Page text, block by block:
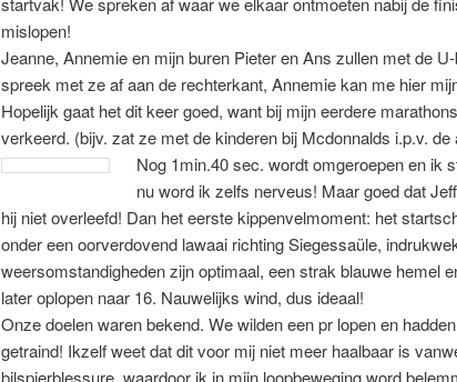
mislopen!
Jeanne, Annemie en mijn buren Pieter en Ans zullen met de
spreek met ze af aan de rechterkant, Annemie kan me hier
Hopelijk gaat het dit keer goed, want bij mijn eerdere
verkeerd. (bijv. zat ze met de kinderen bij Mcdonnalds i.p.v. de
Nog 1min.40 sec. wordt omgeroepen en ik
nu word ik zelfs nerveus! Maar goed dat
hij niet overleefd! Dan het eerste kippenvelmoment: het
onder een oorverdovend lawaai richting Siegessaüle,
weersomstandigheden zijn optimaal, een strak blauwe hemel
later oplopen naar 16. Nauwelijks wind, dus ideaal!
Onze doelen waren bekend. We wilden een pr lopen en
getraind! Ikzelf weet dat dit voor mij niet meer haalbaar is
bilspierblessure, waardoor ik in mijn loopbeweging word